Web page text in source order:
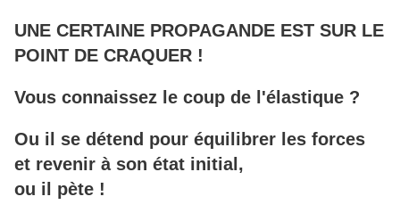
UNE CERTAINE PROPAGANDE EST SUR LE
POINT DE CRAQUER !
Vous connaissez le coup de l'élastique ?
Ou il se détend pour équilibrer les forces
et revenir à son état initial,
ou il pète !